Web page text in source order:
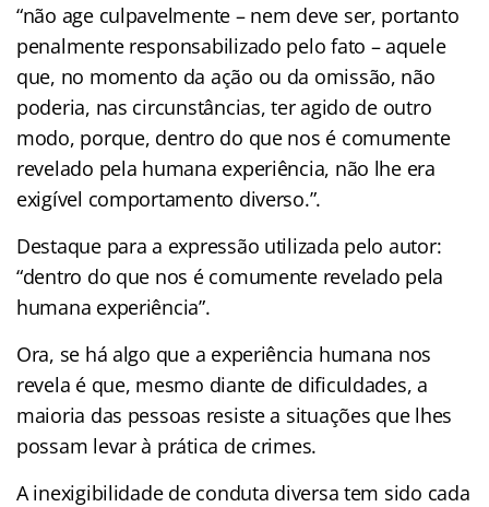
“não age culpavelmente – nem deve ser, portanto
penalmente responsabilizado pelo fato – aquele
que, no momento da ação ou da omissão, não
poderia, nas circunstâncias, ter agido de outro
modo, porque, dentro do que nos é comumente
revelado pela humana experiência, não lhe era
exigível comportamento diverso.”.
Destaque para a expressão utilizada pelo autor:
“dentro do que nos é comumente revelado pela
humana experiência”.
Ora, se há algo que a experiência humana nos
revela é que, mesmo diante de dificuldades, a
maioria das pessoas resiste a situações que lhes
possam levar à prática de crimes.
A inexigibilidade de conduta diversa tem sido cada